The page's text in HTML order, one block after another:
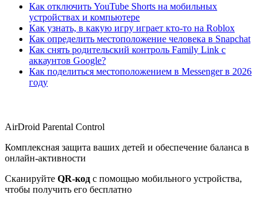
Как отключить YouTube Shorts на мобильных
устройствах и компьютере
Как узнать, в какую игру играет кто-то на Roblox
Как определить местоположение человека в Snapchat
Как снять родительский контроль Family Link с
аккаунтов Google?
Как поделиться местоположением в Messenger в 2026
году
AirDroid Parental Control
Комплексная защита ваших детей и обеспечение баланса в
онлайн-активности
Сканируйте QR-код с помощью мобильного устройства,
чтобы получить его бесплатно